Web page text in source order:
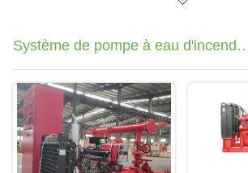
Système de pompe à eau d'incendie
d'urgence